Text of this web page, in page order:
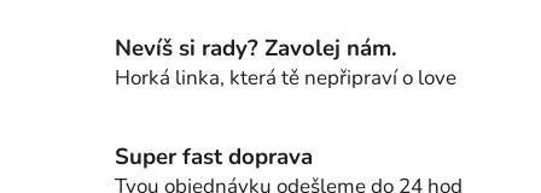
Nevíš si rady? Zavolej nám.
Horká linka, která tě nepřipraví o love
Super fast doprava
Tvou objednávku odešleme do 24 hod